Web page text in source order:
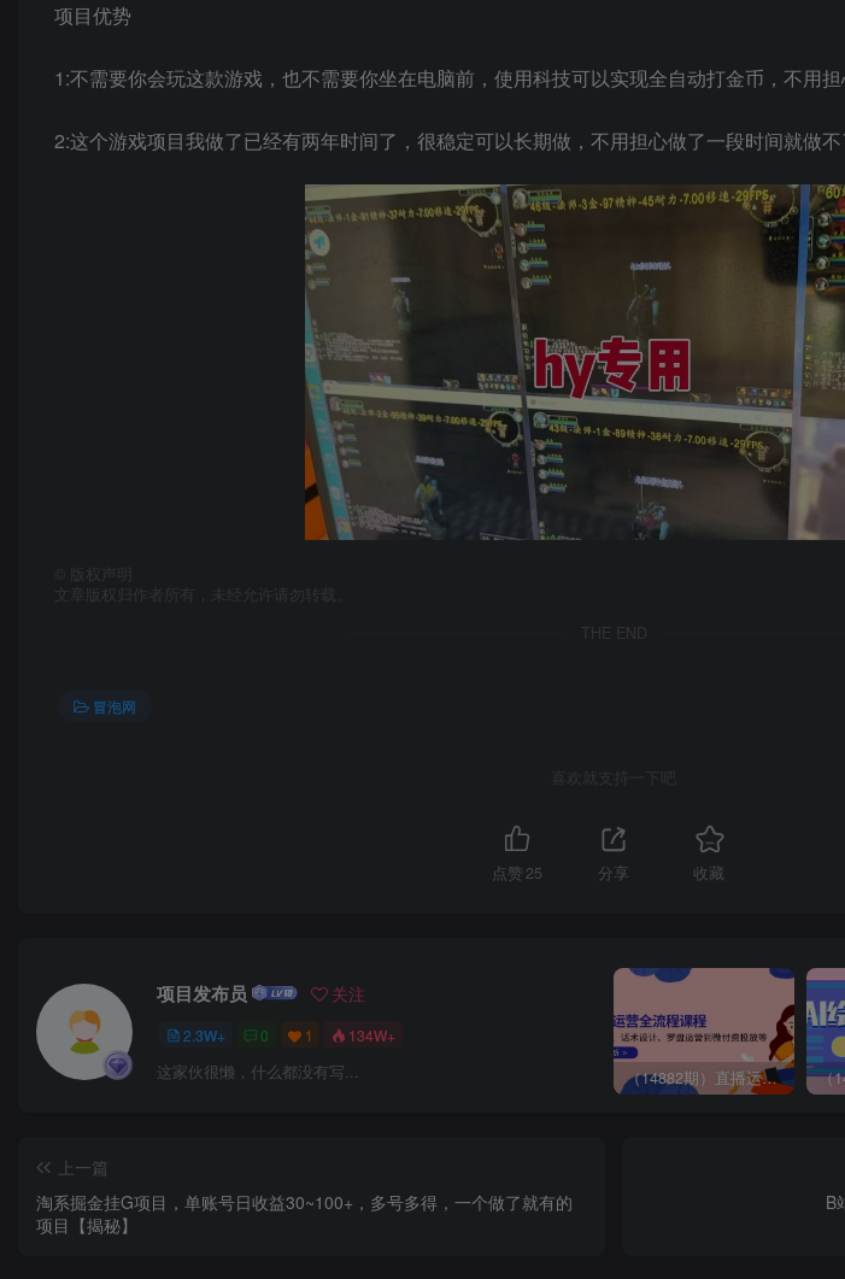
项目优势
1:不需要你会玩这款游戏，也不需要你坐在电脑前，使用科技可以实现全自动打金币，不用
2:这个游戏项目我做了已经有两年时间了，很稳定可以长期做，不用担心做了一段时间就做不
版权声明
文章版权归作者所有，未经允许请勿转载。
THE END
冒泡网
喜欢就支持一下吧
点赞25 分享 收藏
项目发布员 关注
2.3W+ 0 1 134W+
这家伙很懒，什么都没有写... （14882期）直播运营全流程课程-5月更新：从起号、话术设计、罗盘运营到微付费投放等
上一篇
淘系掘金挂G项目，单账号日收益30~100+，多号多得，一个做了就有的
项目【揭秘】
B